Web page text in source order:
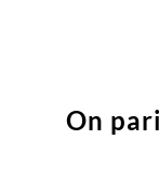
On